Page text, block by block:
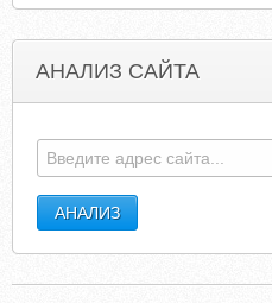
АНАЛИЗ САЙТА